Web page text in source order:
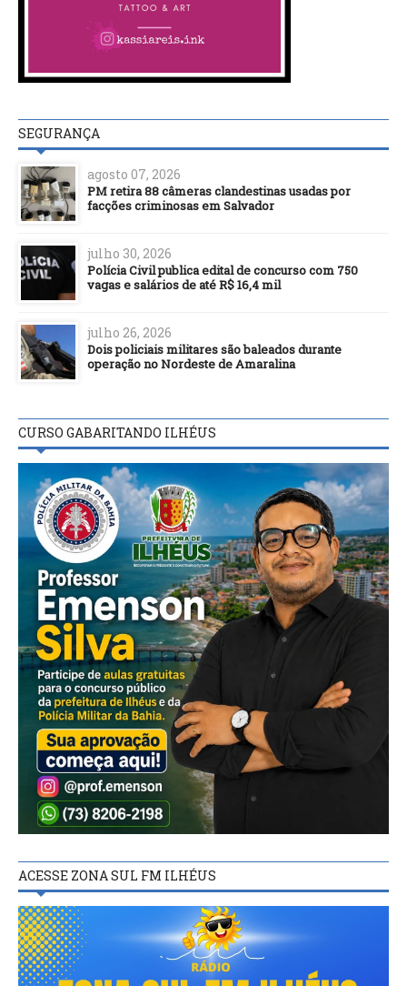
SEGURANÇA
agosto 07, 2026
PM retira 88 câmeras clandestinas usadas por
facções criminosas em Salvador
julho 30, 2026
Polícia Civil publica edital de concurso com 750
vagas e salários de até R$ 16,4 mil
julho 26, 2026
Dois policiais militares são baleados durante
operação no Nordeste de Amaralina
CURSO GABARITANDO ILHÉUS
ACESSE ZONA SUL FM ILHÉUS